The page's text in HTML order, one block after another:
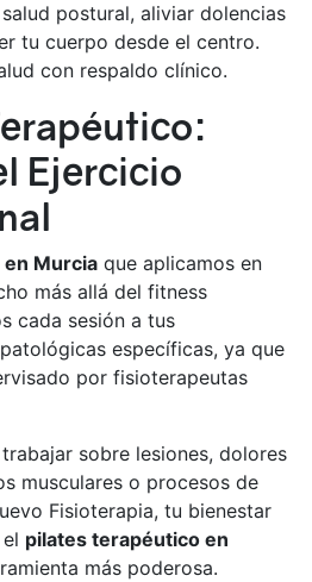
postural, aliviar dolencias
tu cuerpo desde el centro.
con respaldo clínico.
Ejercicio
Murcia que aplicamos en
más allá del fitness
cada sesión a tus
específicas, ya que
por fisioterapeutas
sobre lesiones, dolores
musculares o procesos de
Fisioterapia, tu bienestar
pilates terapéutico en
más poderosa.